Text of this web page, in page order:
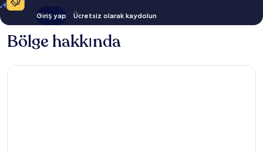
Giriş yap Ücretsiz olarak kaydolun
Bölge hakkında